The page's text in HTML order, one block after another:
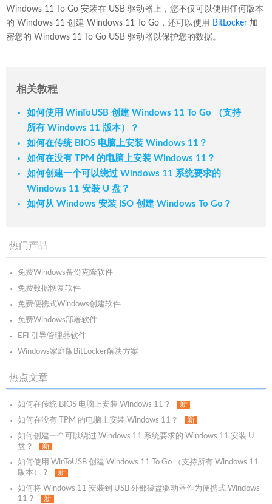
Windows 11 To Go 安装在 USB 驱动器上，您不仅可以使用任何版本
的 Windows 11 创建 Windows 11 To Go，还可以使用 BitLocker 加
密您的 Windows 11 To Go USB 驱动器以保护您的数据。
相关教程
如何使用 WinToUSB 创建 Windows 11 To Go （支持
所有 Windows 11 版本）？
如何在传统 BIOS 电脑上安装 Windows 11？
如何在没有 TPM 的电脑上安装 Windows 11？
如何创建一个可以绕过 Windows 11 系统要求的
Windows 11 安装 U 盘？
如何从 Windows 安装 ISO 创建 Windows To Go？
热门产品
免费Windows备份克隆软件
免费数据恢复软件
免费便携式Windows创建软件
免费Windows部署软件
EFI 引导管理器软件
Windows家庭版BitLocker解决方案
热点文章
如何在传统 BIOS 电脑上安装 Windows 11？
新
如何在没有 TPM 的电脑上安装 Windows 11？
新
如何创建一个可以绕过 Windows 11 系统要求的 Windows 11 安装 U
盘？
新
如何使用 WinToUSB 创建 Windows 11 To Go （支持所有 Windows 11
版本）？
新
如何将 Windows 11 安装到 USB 外部磁盘驱动器作为便携式 Windows
11？
新